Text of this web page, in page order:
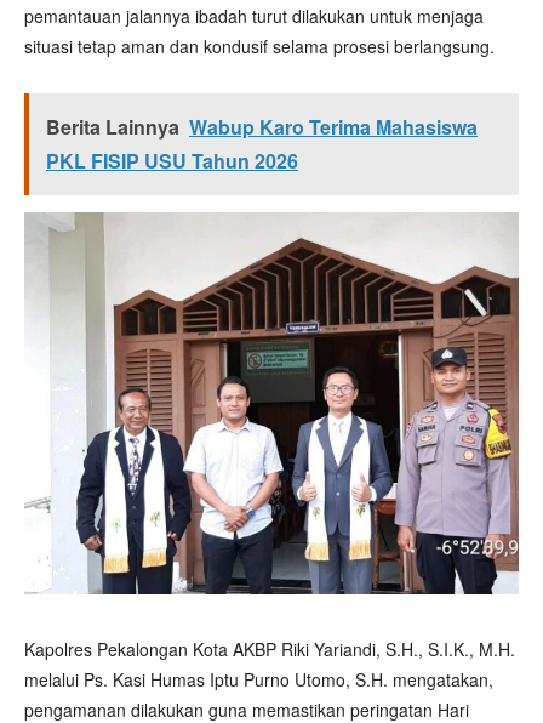
pemantauan jalannya ibadah turut dilakukan untuk menjaga
situasi tetap aman dan kondusif selama prosesi berlangsung.
Berita Lainnya Wabup Karo Terima Mahasiswa
PKL FISIP USU Tahun 2026
Kapolres Pekalongan Kota AKBP Riki Yariandi, S.H., S.I.K., M.H.
melalui Ps. Kasi Humas Iptu Purno Utomo, S.H. mengatakan,
pengamanan dilakukan guna memastikan peringatan Hari